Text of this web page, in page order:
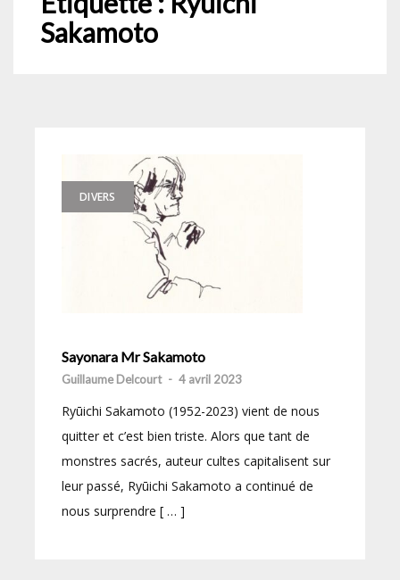
Sakamoto
DIVERS
Sayonara Mr Sakamoto
Guillaume Delcourt - 4 avril 2023
Ryūichi Sakamoto (1952-2023) vient de nous
quitter et c’est bien triste. Alors que tant de
monstres sacrés, auteur cultes capitalisent sur
leur passé, Ryūichi Sakamoto a continué de
nous surprendre [ … ]